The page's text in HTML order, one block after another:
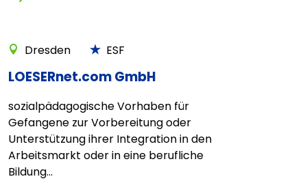
Dresden ESF
LOESERnet.com GmbH
sozialpädagogische Vorhaben für
Gefangene zur Vorbereitung oder
Unterstützung ihrer Integration in den
Arbeitsmarkt oder in eine berufliche
Bildung...